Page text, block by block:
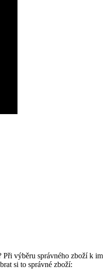
výběru správného zboží k
si to správné zboží: